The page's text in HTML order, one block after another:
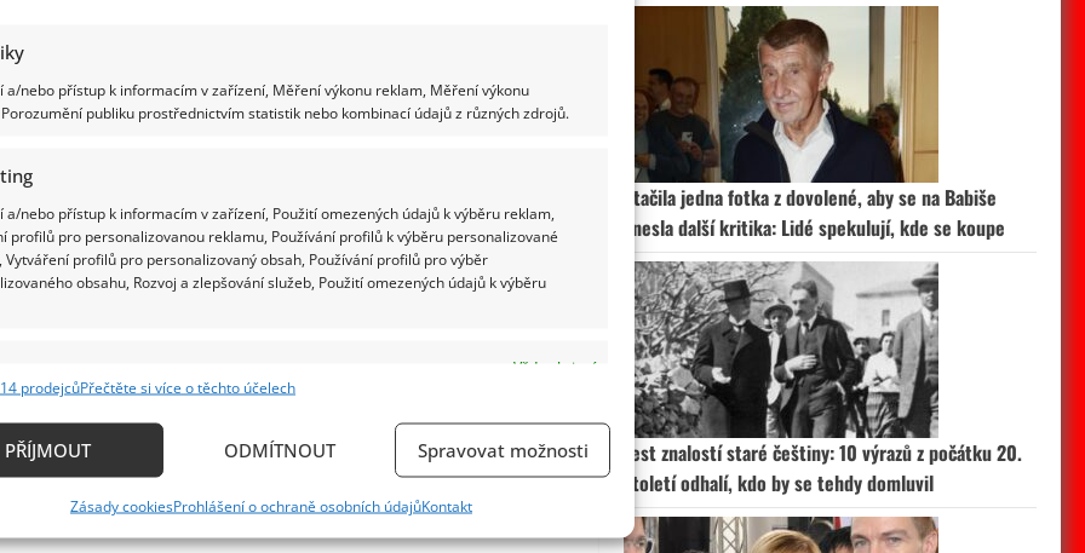
a/nebo přístup k informacím v zařízení, Měření výkonu reklam, Měření výkonu
publiku prostřednictvím statistik nebo kombinací údajů z různých zdrojů.
a/nebo přístup k informacím v zařízení, Použití omezených údajů k výběru reklam,
profilů pro personalizovanou reklamu, Používání profilů k výběru personalizované
Vytváření profilů pro personalizovaný obsah, Používání profilů pro výběr
obsahu, Rozvoj a zlepšování služeb, Použití omezených údajů k výběru
Vždy aktivní
zařízení na základě automaticky přenášených informací.
aktivně vyžádaných informací.
prodejcůPřečtěte si více o těchto účelech
PŘÍJMOUT ODMÍTNOUT Spravovat možnosti
Zásady cookiesProhlášení o ochraně osobních údajůKontakt
Stačila jedna fotka z dovolené, aby se na Babiše
snesla další kritika: Lidé spekulují, kde se koupe
Test znalostí staré češtiny: 10 výrazů z počátku 20.
století odhalí, kdo by se tehdy domluvil